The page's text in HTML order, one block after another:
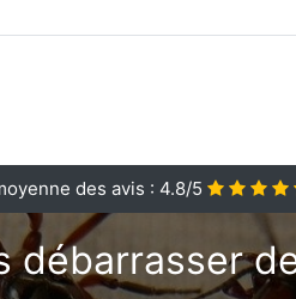
des avis : 4.8/5
débarrasser